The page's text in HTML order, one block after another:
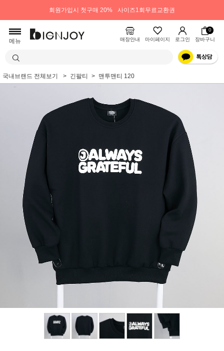
회원가입시 첫구매 20% 사이즈1회무료교환권
메뉴 매장안내 마이페이지 로그인
0
장바구니
국내브랜드 전체보기 긴팔티 맨투맨티 120